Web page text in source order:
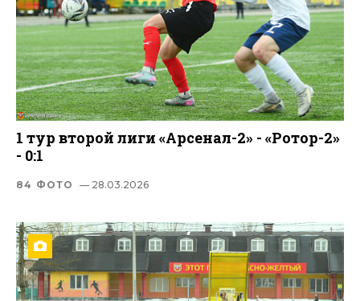
1 тур второй лиги «Арсенал-2» - «Ротор-2»
- 0:1
84 ФОТО — 28.03.2026